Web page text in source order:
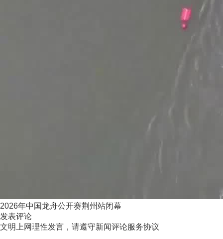
2026年中国龙舟公开赛荆州站闭幕
发表评论
文明上网理性发言，请遵守新闻评论服务协议